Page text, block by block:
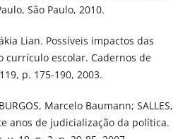
São Paulo, 2010.
Lian. Possíveis impactos das
currículo escolar. Cadernos de
p. 175-190, 2003.
Marcelo Baumann; SALLES,
anos de judicialização da política.